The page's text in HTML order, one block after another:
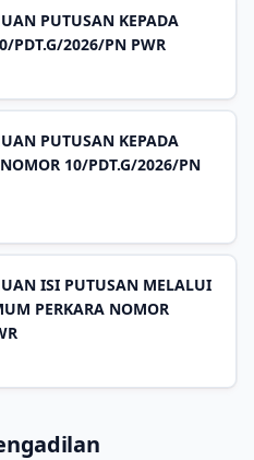
PUTUSAN KEPADA
PDT.G/2026/PN PWR
PUTUSAN KEPADA
NOMOR 10/PDT.G/2026/PN
ISI PUTUSAN MELALUI
PERKARA NOMOR